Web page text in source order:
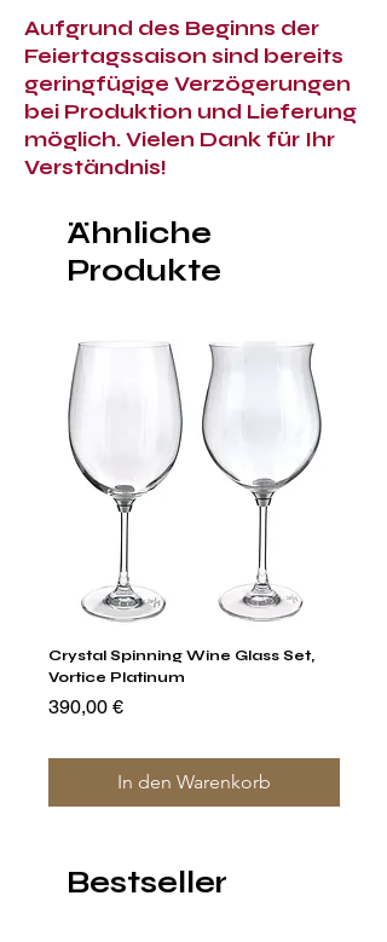
Aufgrund des Beginns der
Feiertagssaison sind bereits
geringfügige Verzögerungen
bei Produktion und Lieferung
möglich. Vielen Dank für Ihr
Verständnis!
Ähnliche
Produkte
Crystal Spinning Wine Glass Set,
Vortice Platinum
Preis
390,00 €
In den Warenkorb
Bestseller